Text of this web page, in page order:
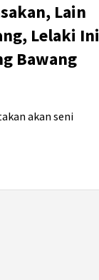
Lain
Lelaki Ini
Bawang
akan seni